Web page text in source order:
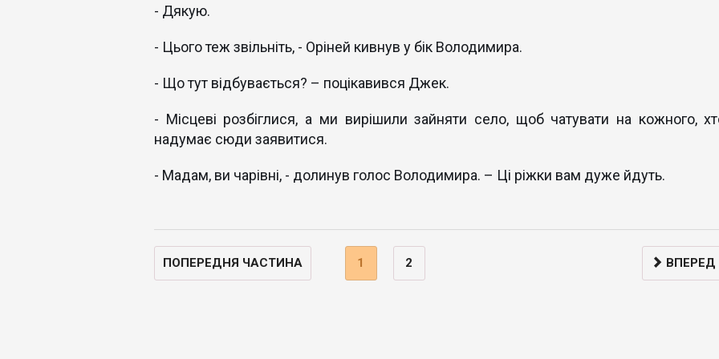
- Дякую.
- Цього теж звільніть, - Оріней кивнув у бік Володимира.
- Що тут відбувається? – поцікавився Джек.
- Місцеві розбіглися, а ми вирішили зайняти село, щоб чатувати на кожного,
надумає сюди заявитися.
- Мадам, ви чарівні, - долинув голос Володимира. – Ці ріжки вам дуже йдуть.
ПОПЕРЕДНЯ ЧАСТИНА 1 2 ВПЕРЕД